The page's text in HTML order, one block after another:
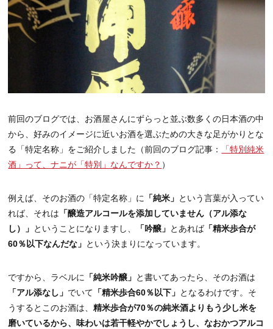
前回のブログでは、お酒屋さんにずらっと並ぶ数多くの日本酒の中
から、好みのイメージに近いお酒を選ぶための大きな足がかりとな
る「特定名称」をご紹介しました（前回のブログ記事：
「特別純米
酒」って、ナニが「特別」なんですか？ ）
例えば、そのお酒の「特定名称」に 「純米」 という言葉が入ってい
れば、それは 「醸造アルコールを添加していません（アル添な
し）」 ということになりますし、 「吟醸」 とあれば「精米歩合が
60％以下なんだな」 という決まりになっています。
ですから、ラベルに 「純米吟醸」 と書いてあったら、そのお酒は
「アル添なし」 でいて 「精米歩合60％以下」 となるわけです。そ
うするとこのお酒は、精米歩合が70％の純米酒よりもう少し米を
磨いているから、味わいは若干軽やかでしょうし、なおかつアルコ